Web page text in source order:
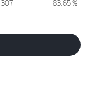
307 83,65 %